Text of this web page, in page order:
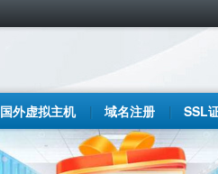
国外虚拟主机 域名注册 SSL